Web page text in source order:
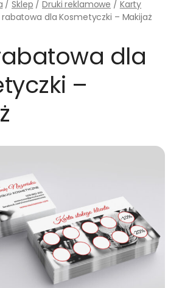
/ Sklep / Druki reklamowe / Karty
dla Kosmetyczki – Makijaż
dla
–